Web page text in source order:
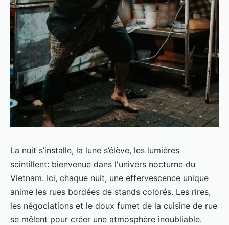
La nuit s’installe, la lune s’élève, les lumières
scintillent: bienvenue dans l'univers nocturne du
Vietnam. Ici, chaque nuit, une effervescence unique
anime les rues bordées de stands colorés. Les rires,
les négociations et le doux fumet de la cuisine de rue
se mêlent pour créer une atmosphère inoubliable.